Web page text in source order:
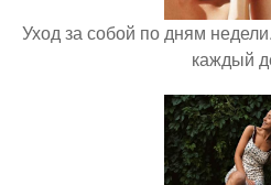
Уход за собой по дням
каждый